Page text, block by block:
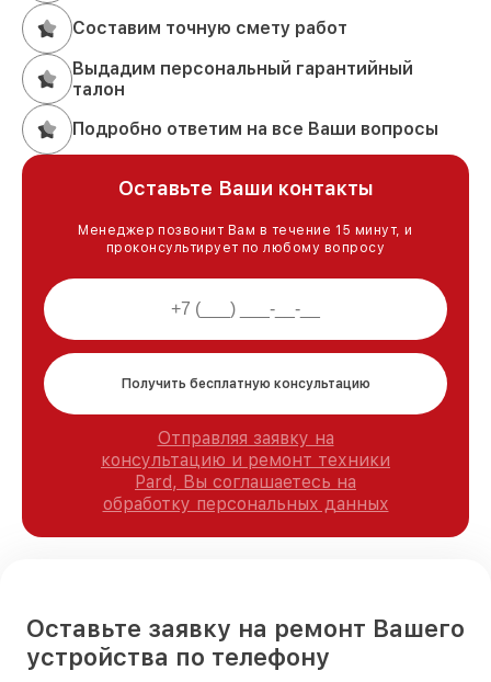
Составим точную смету работ
Выдадим персональный гарантийный
талон
Подробно ответим на все Ваши вопросы
Оставьте Ваши контакты
Менеджер позвонит Вам в течение 15 минут, и
проконсультирует по любому вопросу
Получить бесплатную консультацию
Отправляя заявку на
консультацию и ремонт техники
Pard, Вы соглашаетесь на
обработку персональных данных
Оставьте заявку на ремонт Вашего
устройства по телефону